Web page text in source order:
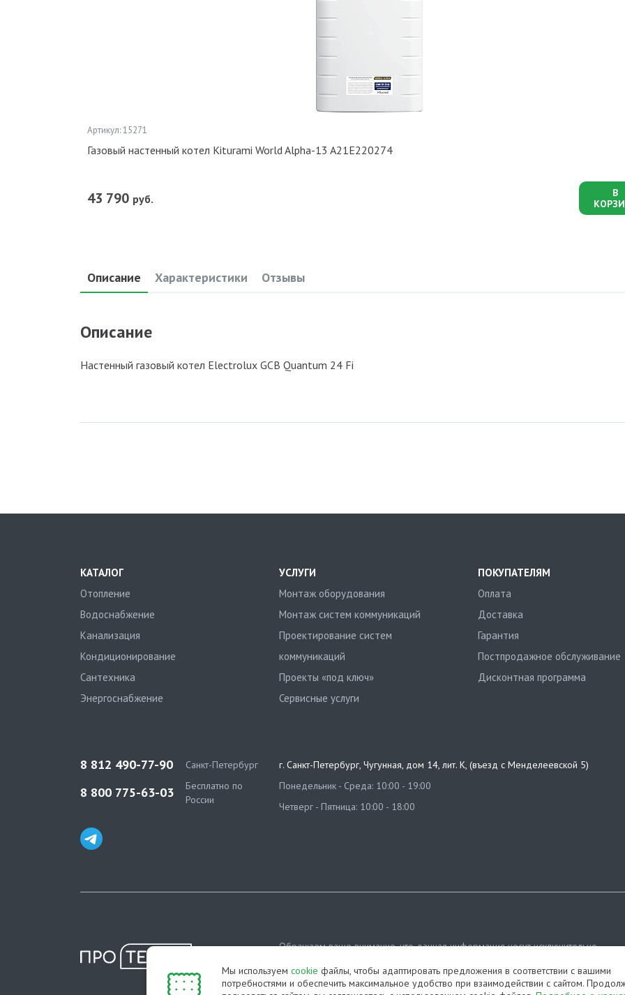
Артикул: 15271
Газовый настенный котел Kiturami World Alpha-13 A21E220274
43 790 руб.
В
Описание Характеристики Отзывы
Описание
Настенный газовый котел Electrolux GCB Quantum 24 Fi
Мы используем cookie файлы, чтобы адаптировать предложения в соответствии с вашими
потребностями и обеспечить максимальное удобство при взаимодействии с сайтом.
КАТАЛОГ
Отопление
Водоснабжение
Канализация
Кондиционирование
Сантехника
Энергоснабжение
УСЛУГИ
Монтаж оборудования
Монтаж систем коммуникаций
Проектирование систем
коммуникаций
Проекты «под ключ»
Сервисные услуги
ПОКУПАТЕЛЯМ
Оплата
Доставка
Гарантия
Постпродажное обслуживание
Дисконтная программа
8 812 490-77-90 Санкт-Петербург
8 800 775-63-03
Бесплатно по
России
г. Санкт-Петербург, Чугунная, дом 14, лит. К, (въезд с Менделеевской 5)
Понедельник - Среда: 10:00 - 19:00
Четверг - Пятница: 10:00 - 18:00
Обращаем ваше внимание, что данная информация носит исключительно
определяемой положениями Статьи 437 (2) Гражданского кодекса РФ.